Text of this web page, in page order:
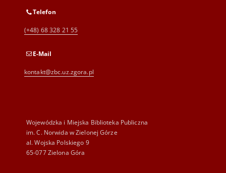
Telefon
(+48) 68 328 21 55
E-Mail
kontakt@zbc.uz.zgora.pl
Wojewódzka i Miejska Biblioteka Publiczna
im. C. Norwida w Zielonej Górze
al. Wojska Polskiego 9
65-077 Zielona Góra